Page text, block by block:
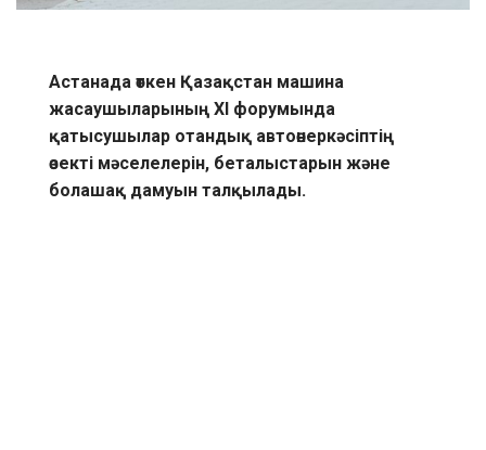
Астанада өткен Қазақстан машина
жасаушыларының XI форумында
қатысушылар отандық автоөнеркәсіптің
өзекті мәселелерін, беталыстарын және
болашақ дамуын талқылады.